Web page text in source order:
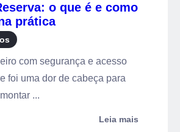
o que é e como
prática
com segurança e acesso
foi uma dor de cabeça para
...
Leia mais